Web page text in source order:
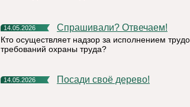
14.05.2026 Спрашивали? Отвечаем!
Кто осуществляет надзор за исполнением
требований охраны труда?
14.05.2026 Посади своё дерево!